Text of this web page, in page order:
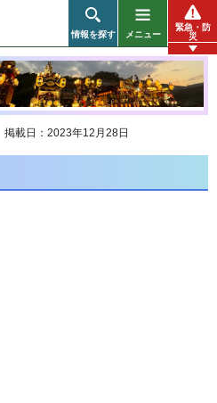
情報を探す メニュー
緊急・防
災
掲載日：2023年12月28日